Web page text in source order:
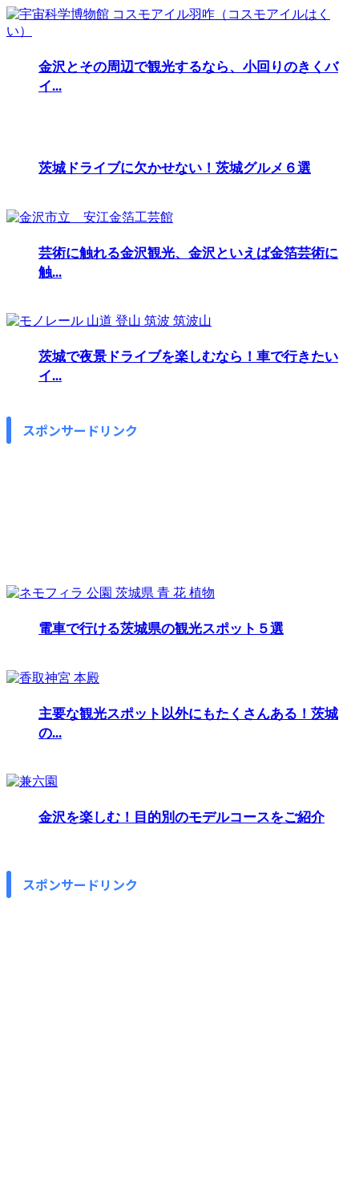
金沢とその周辺で観光するなら、小回りのきくバ
イ...
茨城ドライブに欠かせない！茨城グルメ６選
芸術に触れる金沢観光、金沢といえば金箔芸術に
触...
茨城で夜景ドライブを楽しむなら！車で行きたい
イ...
スポンサードリンク
電車で行ける茨城県の観光スポット５選
主要な観光スポット以外にもたくさんある！茨城
の...
金沢を楽しむ！目的別のモデルコースをご紹介
スポンサードリンク